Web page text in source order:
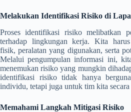
Melakukan Identifikasi Risiko di
Proses identifikasi risiko melibatkan
terhadap lingkungan kerja. Kita
fisik, peralatan yang digunakan, serta
Melalui pengumpulan informasi ini,
menemukan risiko yang mungkin
identifikasi risiko tidak hanya
individu, tetapi juga untuk tim kita secara
Memahami Langkah Mitigasi Risiko